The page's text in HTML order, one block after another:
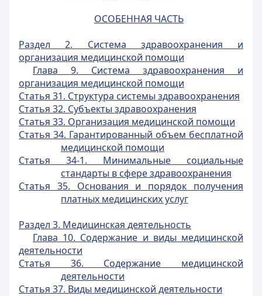
ОСОБЕННАЯ ЧАСТЬ
Раздел 2. Система здравоохранения и
организация медицинской помощи
Глава 9. Система здравоохранения и
организация медицинской помощи
Статья 31. Структура системы здравоохранения
Статья 32. Субъекты здравоохранения
Статья 33. Организация медицинской помощи
Статья 34. Гарантированный объем бесплатной
медицинской помощи
Статья 34-1. Минимальные социальные
стандарты в сфере здравоохранения
Статья 35. Основания и порядок получения
платных медицинских услуг
Раздел 3. Медицинская деятельность
Глава 10. Содержание и виды медицинской
деятельности
Статья 36. Содержание медицинской
деятельности
Статья 37. Виды медицинской деятельности